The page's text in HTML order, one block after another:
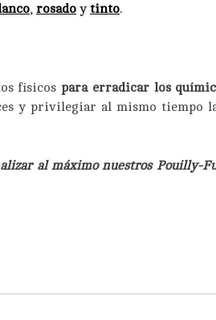
, rosado ytinto.
físicos para erradicar los
y privilegiar al mismo tiempo
al máximo nuestros Pouilly-